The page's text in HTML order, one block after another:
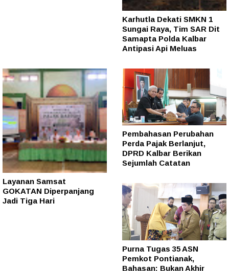
Karhutla Dekati SMKN 1
Sungai Raya, Tim SAR Dit
Samapta Polda Kalbar
Antipasi Api Meluas
Layanan Samsat
GOKATAN Diperpanjang
Jadi Tiga Hari
Pembahasan Perubahan
Perda Pajak Berlanjut,
DPRD Kalbar Berikan
Sejumlah Catatan
Purna Tugas 35 ASN
Pemkot Pontianak,
Bahasan: Bukan Akhir